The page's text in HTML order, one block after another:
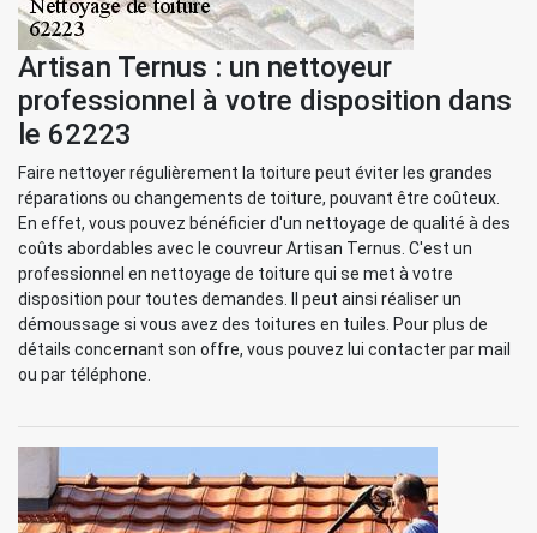
Artisan Ternus : un nettoyeur
professionnel à votre disposition dans
le 62223
Faire nettoyer régulièrement la toiture peut éviter les grandes
réparations ou changements de toiture, pouvant être coûteux.
En effet, vous pouvez bénéficier d'un nettoyage de qualité à des
coûts abordables avec le couvreur Artisan Ternus. C'est un
professionnel en nettoyage de toiture qui se met à votre
disposition pour toutes demandes. Il peut ainsi réaliser un
démoussage si vous avez des toitures en tuiles. Pour plus de
détails concernant son offre, vous pouvez lui contacter par mail
ou par téléphone.